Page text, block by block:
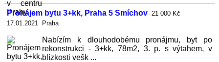
Pronájem bytu 3+kk, Praha 5 Smíchov 21 000 Kč
17.01.2021 Praha
Nabízím k dlouhodobému pronájmu, byt po
rekonstrukci - 3+kk, 78m2, 3. p. s výtahem, v
blízkosti vešk ...